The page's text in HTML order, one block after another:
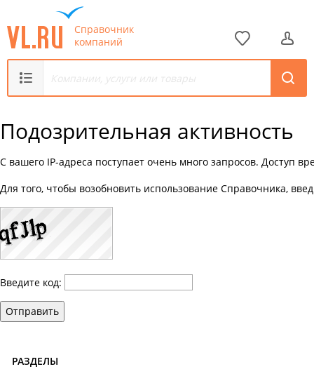
Справочник
компаний
Подозрительная активность
С вашего IP-адреса поступает очень много запросов. Доступ
Для того, чтобы возобновить использование Справочника,
Введите код:
Отправить
РАЗДЕЛЫ